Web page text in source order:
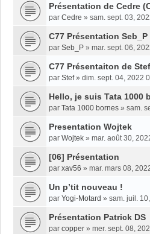
Présentation de Cedre
par Cedre » sam. sept. 03,
C77 Présentation Seb_P
par Seb_P » mar. sept. 06,
C77 Présentaiton de Stef
par Stef» dim. sept. 04, 2022
Hello, je suis Tata 1000
par Tata 1000 bornes » sam.
Presentation Wojtek
par Wojtek » mar. août 30,
[06] Présentation
par xav56 » mar. mars 08,
Un p’tit nouveau !
par Yogi-Motard » sam. juil.
Présentation Patrick DS
par copper » mer. sept. 08,